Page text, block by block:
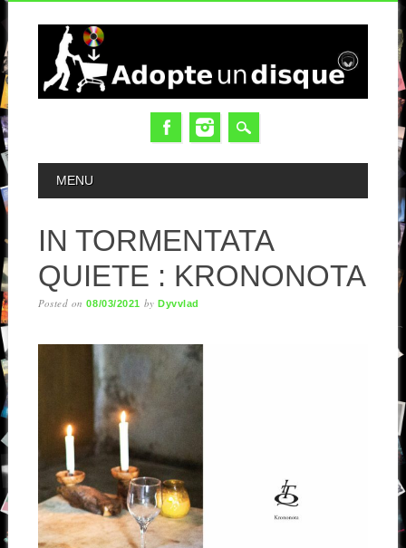
MAIN MENU
MENU
IN TORMENTATA
QUIETE : KRONONOTA
Posted on08/03/2021 byDyvvlad